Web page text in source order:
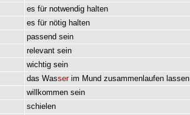
es für notwendig halten
es für nötig halten
passend sein
relevant sein
wichtig sein
das Wasser im Mund zusammenlaufen lassen
willkommen sein
schielen